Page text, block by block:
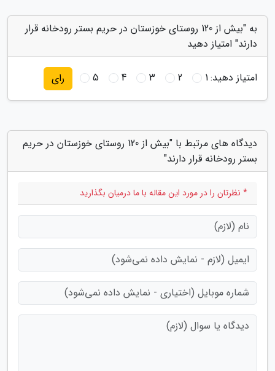
به "بیش از 120 روستای خوزستان در حریم بستر رودخانه قرار
دارند" امتیاز دهید
امتیاز دهید:1
2
3
4
5 رای
دیدگاه های مرتبط با "بیش از 120 روستای خوزستان در حریم
بستر رودخانه قرار دارند"
* نظرتان را در مورد این مقاله با ما درمیان بگذارید